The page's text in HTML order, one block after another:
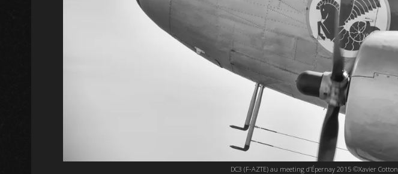
DC3 (F-AZTE) au meeting d’Épernay 2015 ©Xavier Cotton